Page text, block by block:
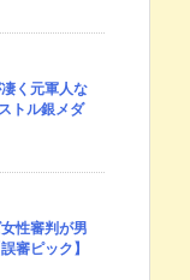
く元軍人な
トル銀メダ
性審判が男
審ピック】